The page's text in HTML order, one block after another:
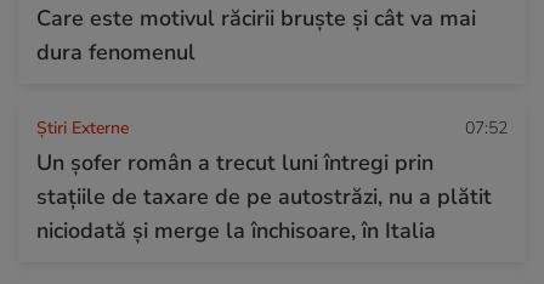
Care este motivul răcirii bruște și cât va mai
dura fenomenul
Știri Externe 07:52
Un șofer român a trecut luni întregi prin
stațiile de taxare de pe autostrăzi, nu a plătit
niciodată și merge la închisoare, în Italia